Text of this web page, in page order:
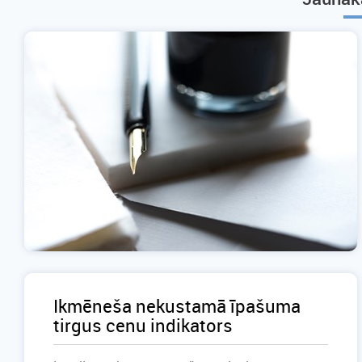
Ikmēneša nekustamā īpašuma
tirgus cenu indikators